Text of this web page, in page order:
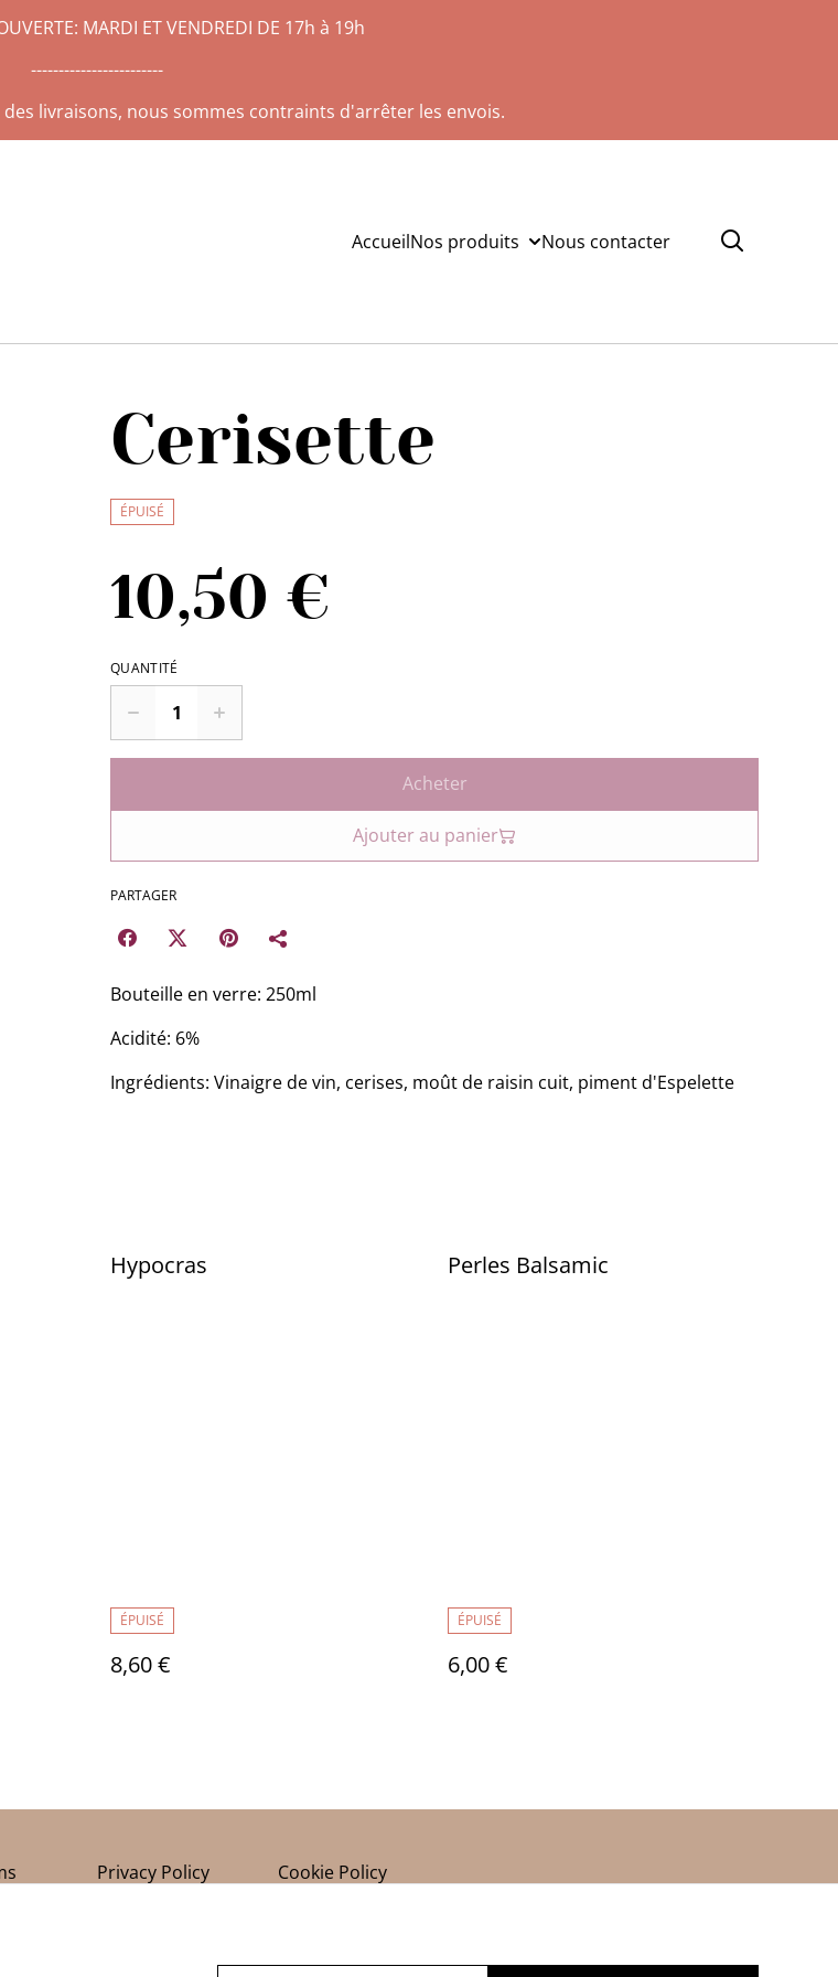
MARDI ET VENDREDI DE 17h à 19h
------------------------
livraisons, nous sommes contraints d'arrêter les envois.
AccueilNos produits Nous contacter
Cerisette
ÉPUISÉ
10,50 €
QUANTITÉ
Acheter
Ajouter au panier
PARTAGER
Bouteille en verre: 250ml
Acidité: 6%
Ingrédients: Vinaigre de vin, cerises, moût de raisin cuit, piment d'Espelette
Hypocras
ÉPUISÉ
8,60 €
Perles Balsamic
ÉPUISÉ
6,00 €
Privacy Policy Cookie Policy